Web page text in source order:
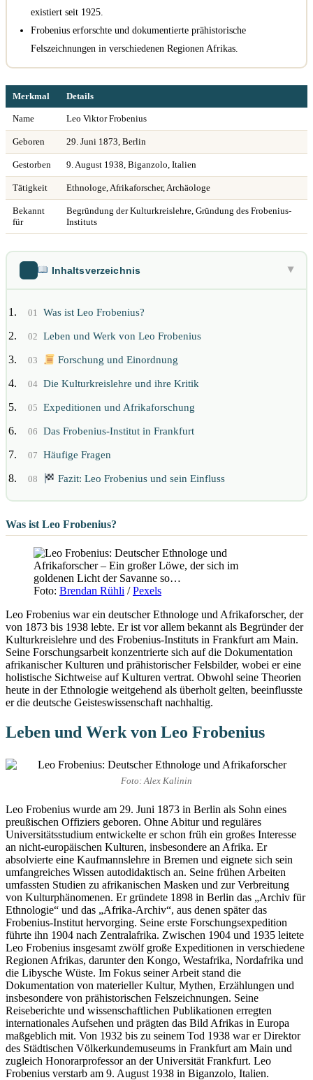
existiert seit 1925.
Frobenius erforschte und dokumentierte prähistorische
Felszeichnungen in verschiedenen Regionen Afrikas.
Merkmal Details
Name Leo Viktor Frobenius
Geboren 29. Juni 1873, Berlin
Gestorben 9. August 1938, Biganzolo, Italien
Tätigkeit Ethnologe, Afrikaforscher, Archäologe
Bekannt
für
Begründung der Kulturkreislehre, Gründung des Frobenius-
Instituts
Inhaltsverzeichnis ▶
01 Was ist Leo Frobenius?
02 Leben und Werk von Leo Frobenius
03 Forschung und Einordnung
04 Die Kulturkreislehre und ihre Kritik
05 Expeditionen und Afrikaforschung
06 Das Frobenius-Institut in Frankfurt
07 Häufige Fragen
08 Fazit: Leo Frobenius und sein Einfluss
Was ist Leo Frobenius?
Foto: Brendan Rühli /Pexels
Leo Frobenius war ein deutscher Ethnologe und Afrikaforscher, der
von 1873 bis 1938 lebte. Er ist vor allem bekannt als Begründer der
Kulturkreislehre und des Frobenius-Instituts in Frankfurt am Main.
Seine Forschungsarbeit konzentrierte sich auf die Dokumentation
afrikanischer Kulturen und prähistorischer Felsbilder, wobei er eine
holistische Sichtweise auf Kulturen vertrat. Obwohl seine Theorien
heute in der Ethnologie weitgehend als überholt gelten, beeinflusste
er die deutsche Geisteswissenschaft nachhaltig.
Leben und Werk von Leo Frobenius
Foto: Alex Kalinin
Leo Frobenius wurde am 29. Juni 1873 in Berlin als Sohn eines
preußischen Offiziers geboren. Ohne Abitur und reguläres
Universitätsstudium entwickelte er schon früh ein großes Interesse
an nicht-europäischen Kulturen, insbesondere an Afrika. Er
absolvierte eine Kaufmannslehre in Bremen und eignete sich sein
umfangreiches Wissen autodidaktisch an. Seine frühen Arbeiten
umfassten Studien zu afrikanischen Masken und zur Verbreitung
von Kulturphänomenen. Er gründete 1898 in Berlin das „Archiv für
Ethnologie“ und das „Afrika-Archiv“, aus denen später das
Frobenius-Institut hervorging. Seine erste Forschungsexpedition
führte ihn 1904 nach Zentralafrika. Zwischen 1904 und 1935 leitete
Leo Frobenius insgesamt zwölf große Expeditionen in verschiedene
Regionen Afrikas, darunter den Kongo, Westafrika, Nordafrika und
die Libysche Wüste. Im Fokus seiner Arbeit stand die
Dokumentation von materieller Kultur, Mythen, Erzählungen und
insbesondere von prähistorischen Felszeichnungen. Seine
Reiseberichte und wissenschaftlichen Publikationen erregten
internationales Aufsehen und prägten das Bild Afrikas in Europa
maßgeblich mit. Von 1932 bis zu seinem Tod 1938 war er Direktor
des Städtischen Völkerkundemuseums in Frankfurt am Main und
zugleich Honorarprofessor an der Universität Frankfurt. Leo
Frobenius verstarb am 9. August 1938 in Biganzolo, Italien.